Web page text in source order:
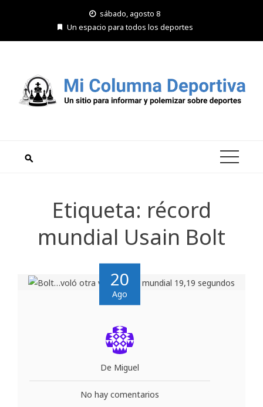
sábado, agosto 8
Un espacio para todos los deportes
Etiqueta: récord
mundial Usain Bolt
20
Ago
De Miguel
No hay comentarios